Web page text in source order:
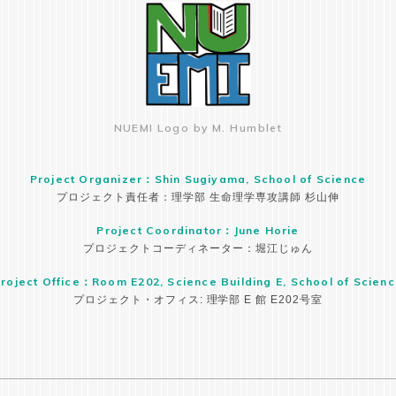
NUEMI Logo by M. Humblet
Project Organizer：Shin Sugiyama, School of Science
プロジェクト責任者：理学部 生命理学専攻講師 杉山伸
Project Coordinator：June Horie
プロジェクトコーディネーター：堀江じゅん
Office：Room E202, Science Building E, School of
プロジェクト・オフィス: 理学部 E 館 E202号室